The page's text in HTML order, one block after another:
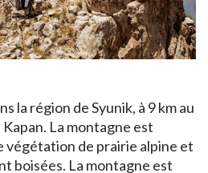
la région de Syunik, à 9 km au
La montagne est
de prairie alpine et
boisées. La montagne est